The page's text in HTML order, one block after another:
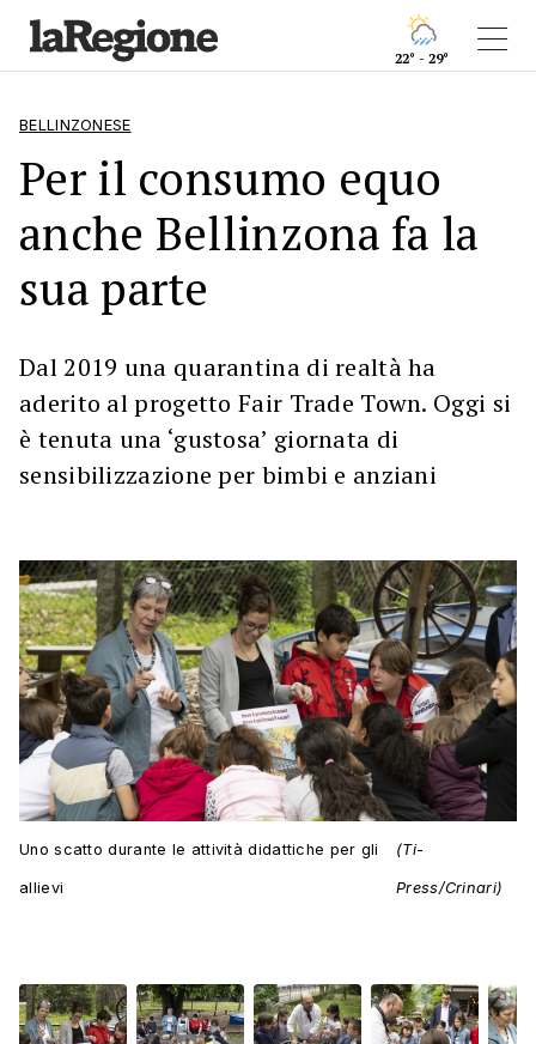
22° - 29°
BELLINZONESE
Per il consumo equo
anche Bellinzona fa la
sua parte
Dal 2019 una quarantina di realtà ha
aderito al progetto Fair Trade Town. Oggi si
è tenuta una ‘gustosa’ giornata di
sensibilizzazione per bimbi e anziani
Uno scatto durante le attività didattiche per gli
allievi
(Ti-
Press/Crinari)